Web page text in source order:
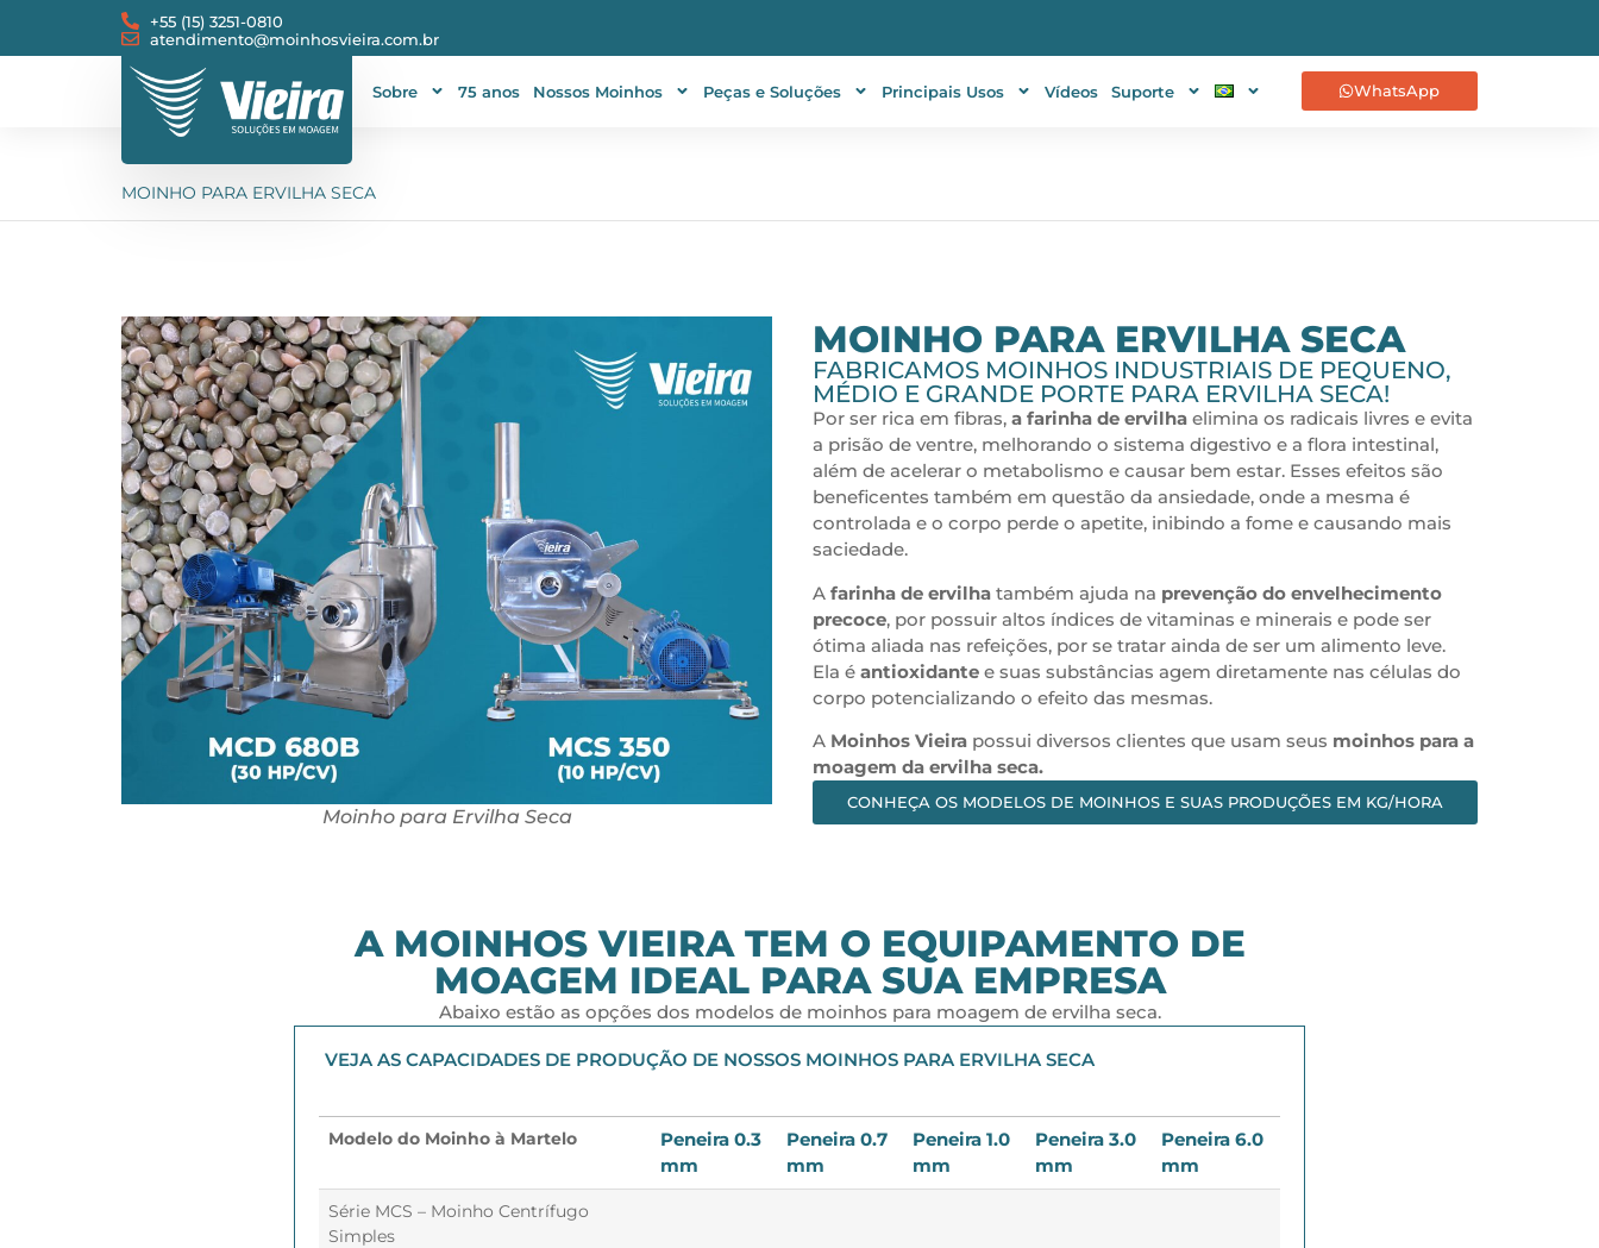
+55 (15) 3251-0810
atendimento@moinhosvieira.com.br
Sobre 75 anos Nossos Moinhos Peças e Soluções Principais Usos Vídeos Suporte WhatsApp
MOINHO PARA ERVILHA SECA
Moinho para Ervilha Seca
MOINHO PARA ERVILHA SECA
FABRICAMOS MOINHOS INDUSTRIAIS DE PEQUENO,
MÉDIO E GRANDE PORTE PARA ERVILHA SECA!
Por ser rica em fibras,a farinha de ervilha elimina os radicais livres e evita
a prisão de ventre, melhorando o sistema digestivo e a flora intestinal,
além de acelerar o metabolismo e causar bem estar. Esses efeitos são
beneficentes também em questão da ansiedade, onde a mesma é
controlada e o corpo perde o apetite, inibindo a fome e causando mais
saciedade.
Afarinha de ervilha também ajuda na prevenção do envelhecimento
precoce, por possuir altos índices de vitaminas e minerais e pode ser
ótima aliada nas refeições, por se tratar ainda de ser um alimento leve.
Ela éantioxidante e suas substâncias agem diretamente nas células do
corpo potencializando o efeito das mesmas.
A Moinhos Vieira possui diversos clientes que usam seus moinhos para a
moagem da ervilha seca.
CONHEÇA OS MODELOS DE MOINHOS E SUAS PRODUÇÕES EM KG/HORA
A MOINHOS VIEIRA TEM O EQUIPAMENTO DE
MOAGEM IDEAL PARA SUA EMPRESA
Abaixo estão as opções dos modelos de moinhos para moagem de ervilha seca.
VEJA AS CAPACIDADES DE PRODUÇÃO DE NOSSOS MOINHOS PARA ERVILHA SECA
Modelo do Moinho à Martelo
Peneira 0.3
mm
Peneira 0.7
mm
Peneira 1.0
mm
Peneira 3.0
mm
Peneira 6.0
mm
Série MCS – Moinho Centrífugo
Simples